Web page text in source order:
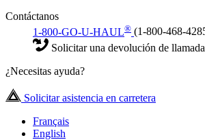
Contáctanos
1-800-GO-U-HAUL® (1-800-468-
Solicitar una devolución de llamada
¿Necesitas ayuda?
Solicitar asistencia en carretera
Français
English